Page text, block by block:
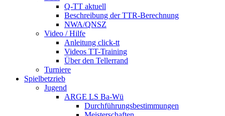
Q-TT aktuell
Beschreibung der TTR-Berechnung
NWA/QNSZ
Video / Hilfe
Anleitung click-tt
Videos TT-Training
Über den Tellerrand
Turniere
Spielbetzrieb
Jugend
ARGE LS Ba-Wü
Durchführungsbestimmungen